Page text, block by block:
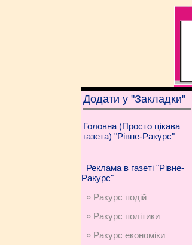
Додати у "Закладки"
Головна (Просто цікава
газета) "Рівне-Ракурс"
Реклама в газеті "Рівне-
Ракурс"
¤ Ракурс подій
¤ Ракурс політики
¤ Ракурс економiки